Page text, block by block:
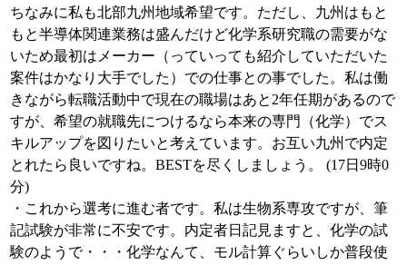
ちなみに私も北部九州地域希望です。ただし、九州はもと
もと半導体関連業務は盛んだけど化学系研究職の需要がな
いため最初はメーカー（っていっても紹介していただいた
案件はかなり大手でした）での仕事との事でした。私は働
きながら転職活動中で現在の職場はあと2年任期があるので
すが、希望の就職先につけるなら本来の専門（化学）でス
キルアップを図りたいと考えています。お互い九州で内定
とれたら良いですね。BESTを尽くしましょう。 (17日9時0
分)
・これから選考に進む者です。私は生物系専攻ですが、筆
記試験が非常に不安です。内定者日記見ますと、化学の試
験のようで・・・化学なんて、モル計算ぐらいしか普段使